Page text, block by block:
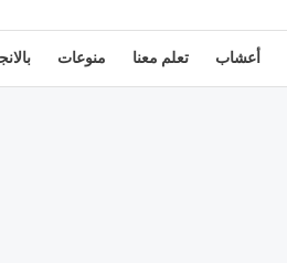
أعشاب تعلم معنا منوعات